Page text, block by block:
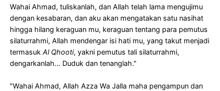
Wahai Ahmad, tuliskanlah, dan Allah telah lama mengujimu
dengan kesabaran, dan aku akan mengatakan satu nasihat
hingga hilang keraguan mu, keraguan tentang para pemutus
silaturrahmi, Allah mendengar isi hati mu, yang takut menjadi
termasuk Al Qhooti, yakni pemutus tali silaturrahmi,
dengarkanlah... Duduk dan tenanglah."
"Wahai Ahmad, Allah Azza Wa Jalla maha pengampun dan